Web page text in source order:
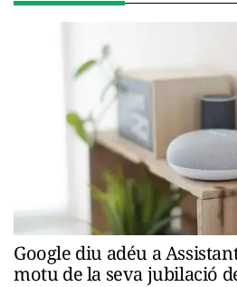
Google diu adéu a
motu de la seva jubilació